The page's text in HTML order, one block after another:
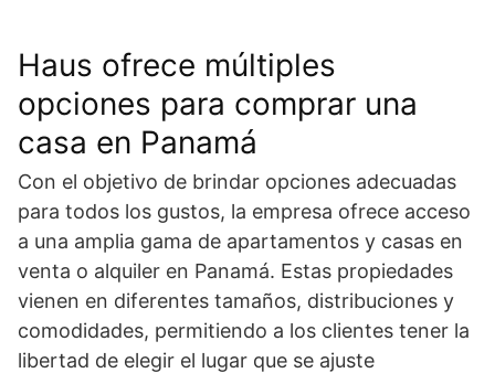
Haus ofrece múltiples
opciones para comprar una
casa en Panamá
Con el objetivo de brindar opciones adecuadas
para todos los gustos, la empresa ofrece acceso
a una amplia gama de apartamentos y casas en
venta o alquiler en Panamá. Estas propiedades
vienen en diferentes tamaños, distribuciones y
comodidades, permitiendo a los clientes tener la
libertad de elegir el lugar que se ajuste